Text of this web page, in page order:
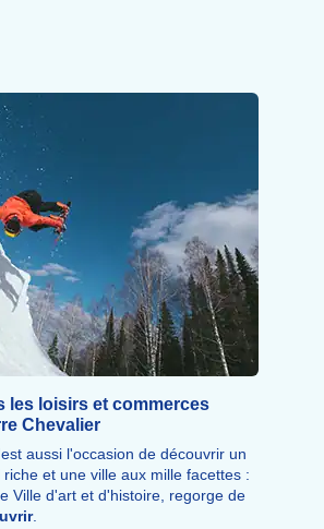
sur glace et motoneige séduiront
d'une beauté saisissante.
et le ski nordique, sur le site du
cette large palette
les loisirs et commerces
Chevalier
aussi l'occasion de découvrir un
et une ville aux mille facettes :
Ville d'art et d'histoire, regorge de
.